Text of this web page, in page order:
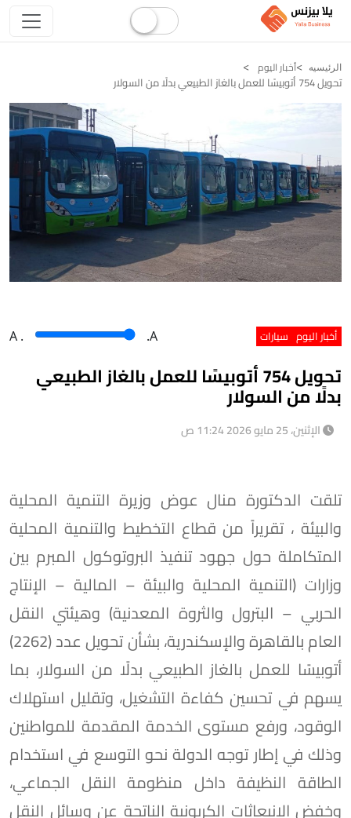
الرئيسيه أخبار اليوم
تحويل 754 أتوبيسًا للعمل بالغاز الطبيعي بدلًا من السولار
أخبار اليوم سيارات A . .A
تحويل 754 أتوبيسًا للعمل بالغاز الطبيعي
بدلًا من السولار
الإثنين، 25 مايو 2026 11:24 ص
تلقت الدكتورة منال عوض وزيرة التنمية المحلية
والبيئة ، تقريراً من قطاع التخطيط والتنمية المحلية
المتكاملة حول جهود تنفيذ البروتوكول المبرم بين
وزارات (التنمية المحلية والبيئة – المالية – الإنتاج
الحربي – البترول والثروة المعدنية) وهيئتي النقل
العام بالقاهرة والإسكندرية، بشأن تحويل عدد (2262)
أتوبيسًا للعمل بالغاز الطبيعي بدلًا من السولار، بما
يسهم في تحسين كفاءة التشغيل، وتقليل استهلاك
الوقود، ورفع مستوى الخدمة المقدمة للمواطنين
وذلك في إطار توجه الدولة نحو التوسع في استخدام
الطاقة النظيفة داخل منظومة النقل الجماعي،
وخفض الانبعاثات الكربونية الناتجة عن وسائل النقل